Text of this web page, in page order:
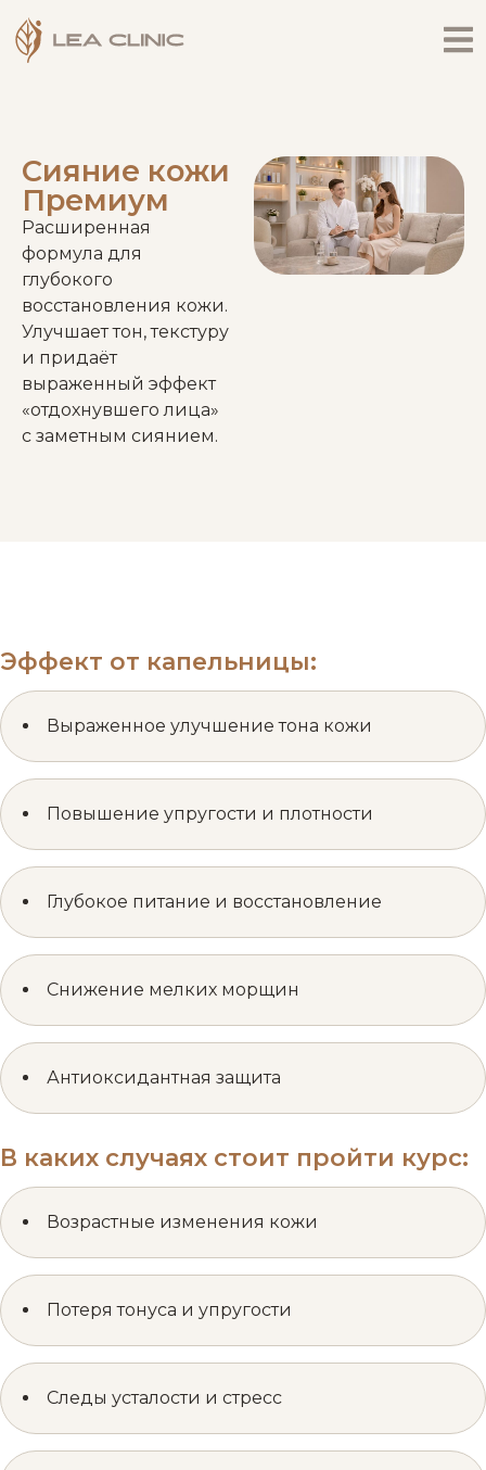
Сияние кожи
Премиум
Расширенная
формула для
глубокого
восстановления кожи.
Улучшает тон, текстуру
и придаёт
выраженный эффект
«отдохнувшего лица»
с заметным сиянием.
Эффект от капельницы:
Выраженное улучшение тона кожи
Повышение упругости и плотности
Глубокое питание и восстановление
Снижение мелких морщин
Антиоксидантная защита
В каких случаях стоит пройти курс:
Возрастные изменения кожи
Потеря тонуса и упругости
Следы усталости и стресс